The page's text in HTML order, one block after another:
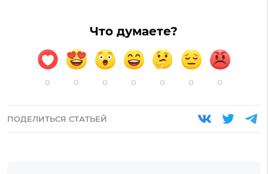
Что думаете?
0 0 0 0 0 0 0
ПОДЕЛИТЬСЯ СТАТЬЕЙ